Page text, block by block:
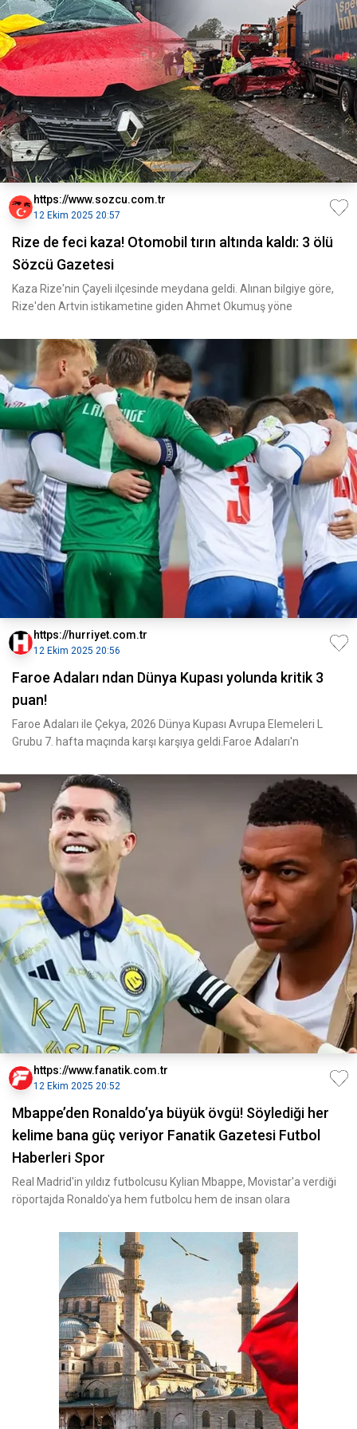
https://www.sozcu.com.tr
12 Ekim 2025 20:57
Rize de feci kaza! Otomobil tırın altında kaldı: 3 ölü
Sözcü Gazetesi
Kaza Rize'nin Çayeli ilçesinde meydana geldi. Alınan bilgiye göre,
Rize'den Artvin istikametine giden Ahmet Okumuş yöne
https://hurriyet.com.tr
12 Ekim 2025 20:56
Faroe Adaları ndan Dünya Kupası yolunda kritik 3
puan!
Faroe Adaları ile Çekya, 2026 Dünya Kupası Avrupa Elemeleri L
Grubu 7. hafta maçında karşı karşıya geldi.Faroe Adaları'n
https://www.fanatik.com.tr
12 Ekim 2025 20:52
Mbappe’den Ronaldo’ya büyük övgü! Söylediği her
kelime bana güç veriyor Fanatik Gazetesi Futbol
Haberleri Spor
Real Madrid'in yıldız futbolcusu Kylian Mbappe, Movistar'a verdiği
röportajda Ronaldo'ya hem futbolcu hem de insan olara